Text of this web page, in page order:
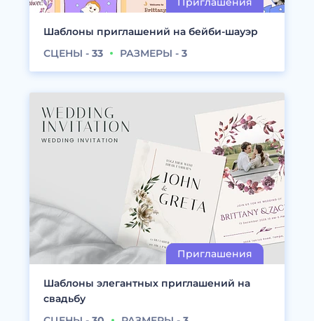
Шаблоны приглашений на бейби-шауэр
СЦЕНЫ - 33 РАЗМЕРЫ - 3
Шаблоны элегантных приглашений на
свадьбу